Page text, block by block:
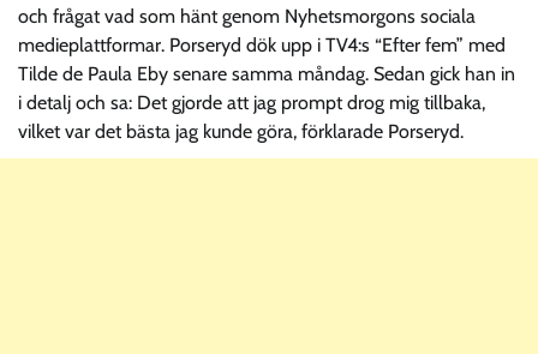
och frågat vad som hänt genom Nyhetsmorgons sociala
medieplattformar. Porseryd dök upp i TV4:s “Efter fem” med
Tilde de Paula Eby senare samma måndag. Sedan gick han in
i detalj och sa: Det gjorde att jag prompt drog mig tillbaka,
vilket var det bästa jag kunde göra, förklarade Porseryd.